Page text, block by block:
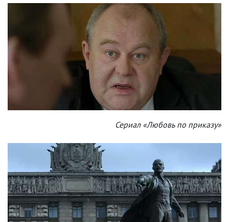
Сериал «Любовь по приказу»